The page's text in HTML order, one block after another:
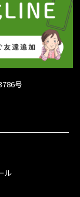
員
加盟
号
ル